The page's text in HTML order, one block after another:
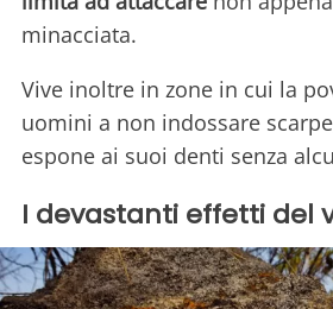
minacciata.
Vive inoltre in zone in cui la
uomini a non indossare
espone ai suoi denti senza
I devastanti effetti del